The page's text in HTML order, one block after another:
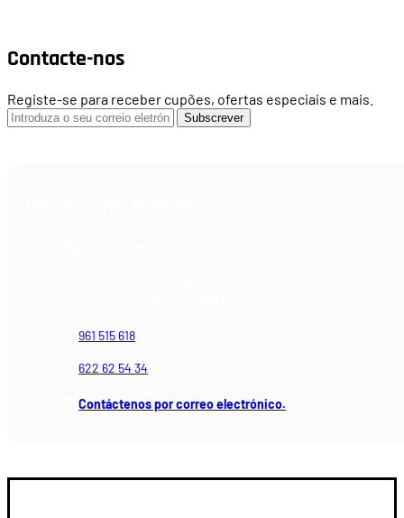
Contacte-nos
Registe-se para receber cupões, ofertas especiais e mais.
Subscrever
961 515 618
622 62 54 34
Contáctenos por correo electrónico.